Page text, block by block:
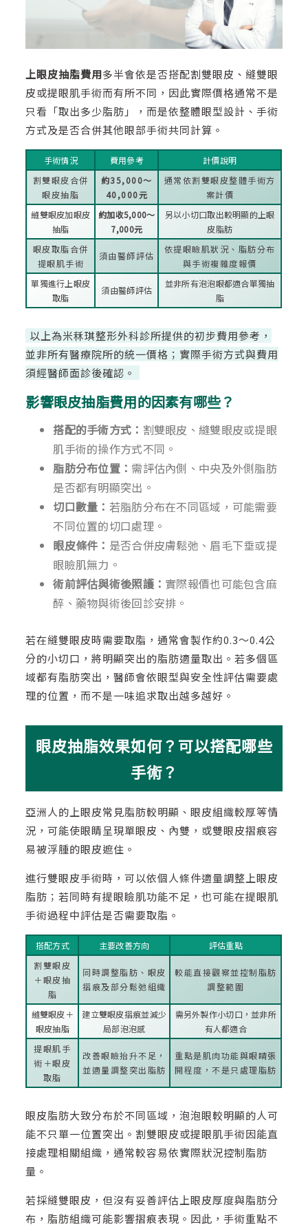
上眼皮抽脂費用多半會依是否搭配割雙眼皮、縫雙眼
皮或提眼肌手術而有所不同，因此實際價格通常不是
只看「取出多少脂肪」，而是依整體眼型設計、手術
方式及是否合併其他眼部手術共同計算。
手術情況 費用參考
計價說明
割雙眼皮合併
眼皮抽脂
約35,000～
40,000元
通常依割雙眼皮整體手術方
案計價
縫雙眼皮加眼皮
抽脂
約加收5,000～
7,000元
另以小切口取出較明顯的上眼
皮脂肪
眼皮取脂合併
提眼肌手術
須由醫師評估
依提眼瞼肌狀況、脂肪分布
與手術複雜度報價
單獨進行上眼皮
取脂
須由醫師評估
並非所有泡泡眼都適合單獨抽
脂
以上為米秝琪整形外科診所提供的初步費用參考，
並非所有醫療院所的統一價格；實際手術方式與費用
須經醫師面診後確認。
影響眼皮抽脂費用的因素有哪些？
搭配的手術方式： 割雙眼皮、縫雙眼皮或提眼
肌手術的操作方式不同。
脂肪分布位置： 需評估內側、中央及外側脂肪
是否都有明顯突出。
切口數量： 若脂肪分布在不同區域，可能需要
不同位置的切口處理。
眼皮條件： 是否合併皮膚鬆弛、眉毛下垂或提
眼瞼肌無力。
術前評估與術後照護： 實際報價也可能包含麻
醉、藥物與術後回診安排。
若在縫雙眼皮時需要取脂，通常會製作約0.3～0.4公
分的小切口，將明顯突出的脂肪適量取出。若多個區
域都有脂肪突出，醫師會依眼型與安全性評估需要處
理的位置，而不是一味追求取出越多越好。
眼皮抽脂效果如何？可以搭配哪些
手術？
亞洲人的上眼皮常見脂肪較明顯、眼皮組織較厚等情
況，可能使眼睛呈現單眼皮、內雙，或雙眼皮摺痕容
易被浮腫的眼皮遮住。
進行雙眼皮手術時，可以依個人條件適量調整上眼皮
脂肪；若同時有提眼瞼肌功能不足，也可能在提眼肌
手術過程中評估是否需要取脂。
搭配方式 主要改善方向
評估重點
割雙眼皮
＋眼皮抽
脂
同時調整脂肪、眼皮
摺痕及部分鬆弛組織
較能直接觀察並控制脂肪
調整範圍
縫雙眼皮＋
眼皮抽脂
建立雙眼皮摺痕並減少
局部泡泡感
需另外製作小切口，並非所
有人都適合
提眼肌手
術＋眼皮
取脂
改善眼瞼抬升不足，
並適量調整突出脂肪
重點是肌肉功能與眼睛張
開程度，不是只處理脂肪
眼皮脂肪大致分布於不同區域，泡泡眼較明顯的人可
能不只單一位置突出。割雙眼皮或提眼肌手術因能直
接處理相關組織，通常較容易依實際狀況控制脂肪
量。
若採縫雙眼皮，但沒有妥善評估上眼皮厚度與脂肪分
布，脂肪組織可能影響摺痕表現。因此，手術重點不